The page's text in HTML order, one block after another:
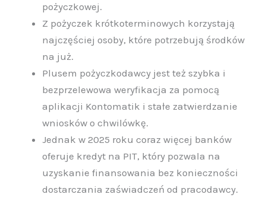
pożyczkowej.
Z pożyczek krótkoterminowych korzystają
najczęściej osoby, które potrzebują środków
na już.
Plusem pożyczkodawcy jest też szybka i
bezprzelewowa weryfikacja za pomocą
aplikacji Kontomatik i stałe zatwierdzanie
wniosków o chwilówkę.
Jednak w 2025 roku coraz więcej banków
oferuje kredyt na PIT, który pozwala na
uzyskanie finansowania bez konieczności
dostarczania zaświadczeń od pracodawcy.